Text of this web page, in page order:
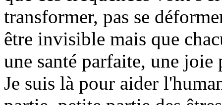
transformer, pas se
être invisible mais que
une santé parfaite, une joie
Je suis là pour aider